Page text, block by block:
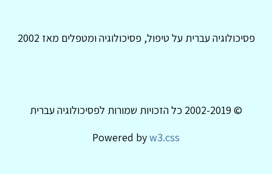
פסיכולוגיה עברית על טיפול, פסיכולוגיה ומטפלים מאז 2002
© 2002-2019 כל הזכויות שמורות לפסיכולוגיה עברית
Powered byw3.css